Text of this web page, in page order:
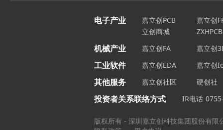
电子产业 嘉立创PCB
嘉立创
立创商城
ZXHPCB
机械产业 嘉立创FA 嘉立创
工业软件 嘉立创EDA 嘉立创
其他服务 嘉立创社区 硬创社
投资者关系联络方式 IR电话
版权所有 - 深圳嘉立创科技集团股份有限